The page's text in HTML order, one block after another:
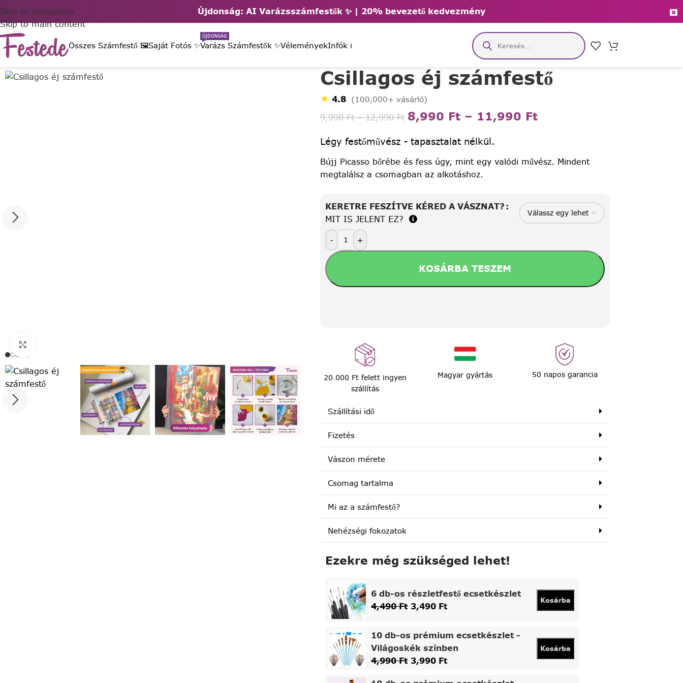
Újdonság: AI Varázsszámfestők ✨ | 20% bevezető kedvezmény
Skip to navigation
Skip to main content
Összes Számfestő 🖼️Saját Fotós ✨Varázs Számfestők ✨
ÚJDONSÁG
VéleményekInfók ℹ️
Csillagos éj számfestő
★ 4.8 (100,000+ vásárló)
9,990Ft – 12,990Ft 8,990 Ft – 11,990 Ft
Légy festőművész - tapasztalat nélkül.
Bújj Picasso bőrébe és fess úgy, mint egy valódi művész. Mindent
megtalálsz a csomagban az alkotáshoz.
KERETRE FESZÍTVE KÉRED A VÁSZNAT?
MIT IS JELENT EZ?
-
+
KOSÁRBA TESZEM
20.000 Ft felett ingyen
szállítás
Magyar gyártás 50 napos garancia
Szállítási idő
Fizetés
Vászon mérete
Csomag tartalma
Mi az a számfestő?
Nehézségi fokozatok
Ezekre még szükséged lehet!
6 db-os részletfestő ecsetkészlet
4,490Ft 3,490 Ft
Kosárba
10 db-os prémium ecsetkészlet -
Világoskék színben
4,990Ft 3,990 Ft
Kosárba